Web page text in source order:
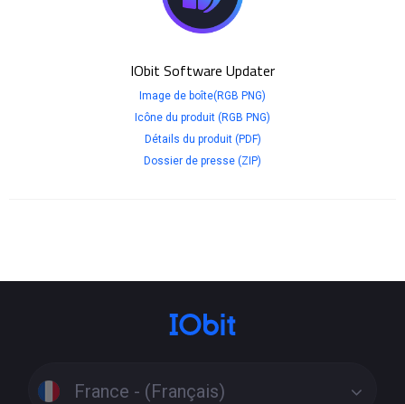
IObit Software Updater
Image de boîte(RGB PNG)
Icône du produit (RGB PNG)
Détails du produit (PDF)
Dossier de presse (ZIP)
France - (Français)